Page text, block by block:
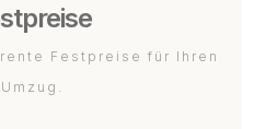
Festpreise für Ihren
Umzug.